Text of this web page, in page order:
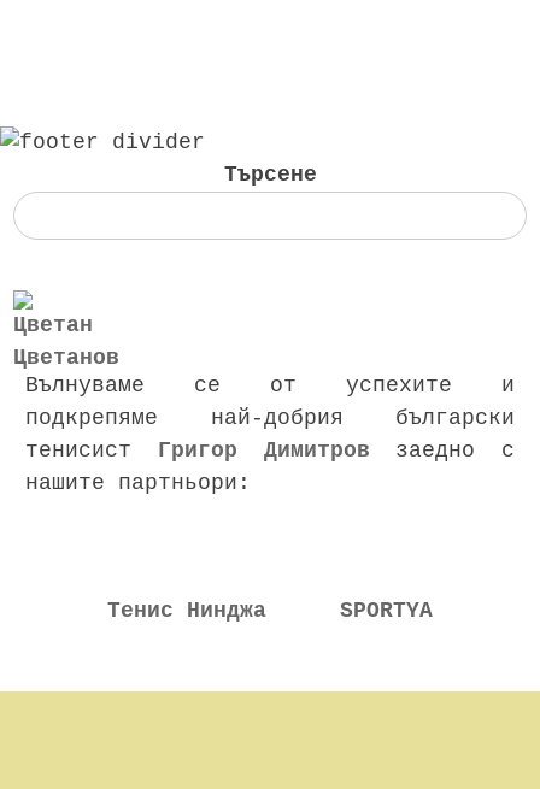
Търсене
Вълнуваме се от успехите и
подкрепяме най-добрия български
тенисист Григор Димитров заедно с
нашите партньори:
Тенис Нинджа SPORTYA